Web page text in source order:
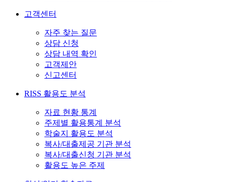
고객센터
자주 찾는 질문
상담 신청
상담 내역 확인
고객제안
신고센터
RISS 활용도 분석
자료 현황 통계
주제별 활용통계 분석
학술지 활용도 분석
복사/대출제공 기관 분석
복사/대출신청 기관 분석
활용도 높은 주제